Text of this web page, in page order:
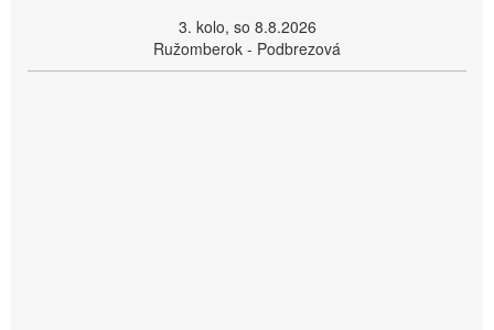
3. kolo, so 8.8.2026
Ružomberok - Podbrezová